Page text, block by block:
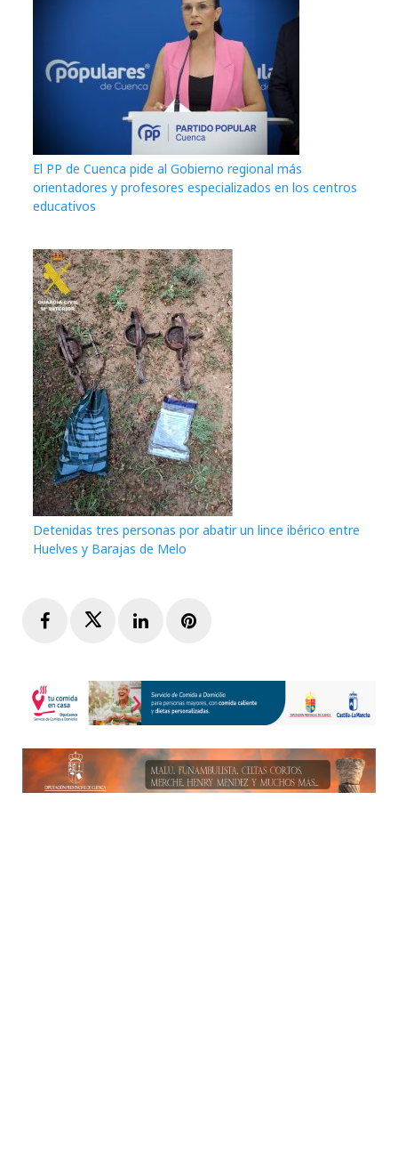
El PP de Cuenca pide al Gobierno regional más
orientadores y profesores especializados en los centros
educativos
Detenidas tres personas por abatir un lince ibérico entre
Huelves y Barajas de Melo
FacebookTwitterLinkedInPinterest